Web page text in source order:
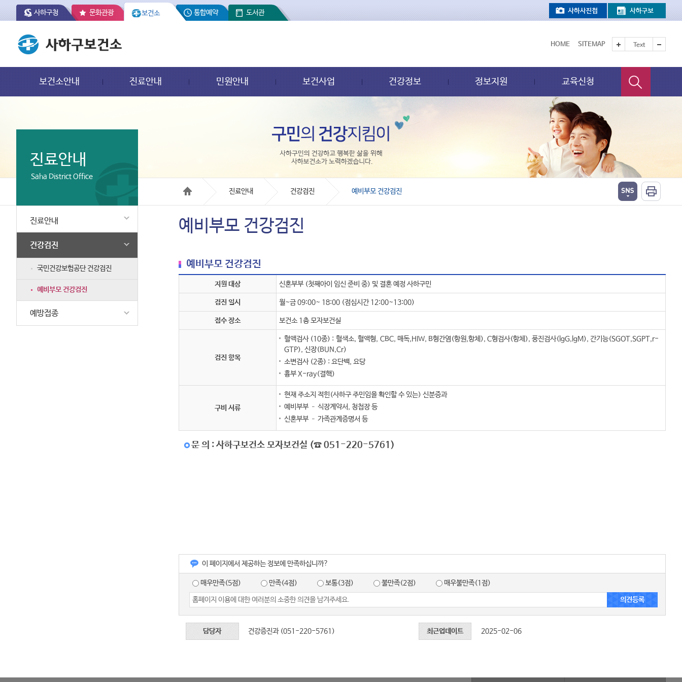
사하구청 문화관광 보건소 통합예약 도서관
HOME SITEMAP Text
보건소안내 진료안내 민원안내 보건사업 건강정보 정보지원 교육신청
진료안내
Saha District Office
진료안내
건강검진
국민건강보험공단 건강검진
예비부모 건강검진
예방접종
진료안내 건강검진 예비부모 건강검진
예비부모 건강검진
예비부모 건강검진
지원 대상 신혼부부 (첫째아이 임신 준비 중) 및 결혼 예정 사하구민
검진 일시 월~금 09:00~ 18:00 (점심시간 12:00~13:00)
접수 장소 보건소 1층 모자보건실
검진 항목
혈액검사 (10종) : 혈색소, 혈액형, CBC, 매독,HIW, B형간염(항원,항체), C형검사(항체), 풍진검사(lgG,lgM), 간기능(SGOT,SGPT,r-
GTP), 신장(BUN,Cr)
소변검사 (2종) : 요단백, 요당
흉부 X-ray(결핵)
구비 서류
현재 주소지 적힌(사하구 주민임을 확인할 수 있는) 신분증과
예비부부 – 식장계약서, 청첩장 등
신혼부부 – 가족관계증명서 등
문 의 : 사하구보건소 모자보건실 (☎ 051-220-5761)
이 페이지에서 제공하는 정보에 만족하십니까?
매우만족(5점) 만족(4점) 보통(3점) 불만족(2점) 매우불만족(1점)
담당자 건강증진과 (051-220-5761) 최근업데이트 2025-02-06